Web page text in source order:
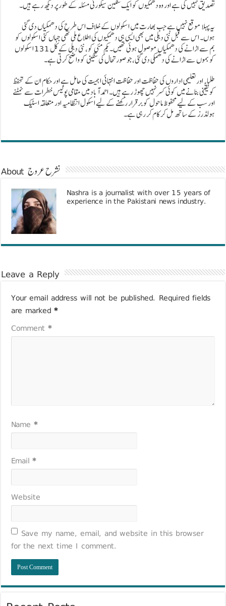
تصدیق نہیں کی ہے اور وہ دھمکیوں کو ایک سنگین سیکورٹی مسئلہ کے طور پر دیکھ رہے ہیں۔
یہ پہلا موقع نہیں ہے جب بھارت میں اسکولوں کے خلاف اس طرح کی دھمکیاں دی گئی
ہوں۔ اس سے قبل نئی دہلی میں بھی ایسی ہی دھمکیوں کی اطلاع ملی تھی جہاں کئی اسکولوں کو
بم سے اڑانے کی دھمکیاں موصول ہوئی تھیں۔ یکم مئی کو، نئی دہلی کے کل 131 اسکولوں
کو بموں سے اڑانے کی دھمکی دی گئی، جو صورتحال کی سنگینی کو واضح کرتی ہے۔
طلباء اور تعلیمی اداروں کی حفاظت اور حفاظت انتہائی اہمیت کی حامل ہے اور حکام ان کے تحفظ
کو یقینی بنانے میں کوئی کسر نہیں چھوڑ رہے ہیں۔ احمد آباد میں مقامی پولیس خطرات سے نمٹنے
اور سب کے لیے محفوظ ماحول کو برقرار رکھنے کے لیے اسکول انتظامیہ اور متعلقہ اسٹیک
ہولڈرز کے ساتھ مل کر کام کر رہی ہے۔
About نشرح عروج
Nashra is a journalist with over 15 years of
experience in the Pakistani news industry.
Leave a Reply
Your email address will not be published. Required fields
are marked*
Comment*
Name*
Email*
Website
Save my name, email, and website in this browser
for the next time I comment.